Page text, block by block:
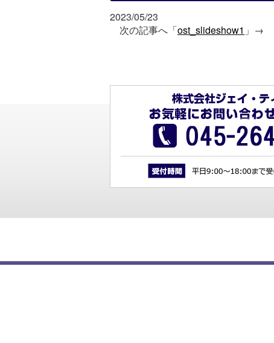
2023/05/23
次の記事へ「ost_slideshow1 」→